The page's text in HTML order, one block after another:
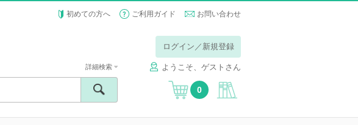
初めての方へ ご利用ガイド お問い合わせ
ログイン／新規登録
ようこそ、ゲストさん
詳細検索
0